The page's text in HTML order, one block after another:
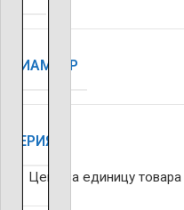
ДИАМЕТР
СЕРИЯ
Цена за единицу товара